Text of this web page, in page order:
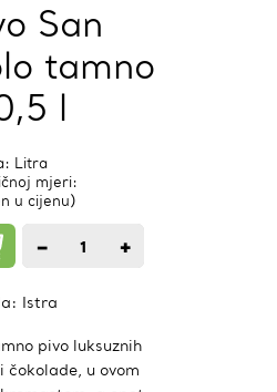
San
tamno
l
Litra
mjeri:
u cijenu)
− 1 +
Istra
pivo luksuznih
čokolade, u ovom